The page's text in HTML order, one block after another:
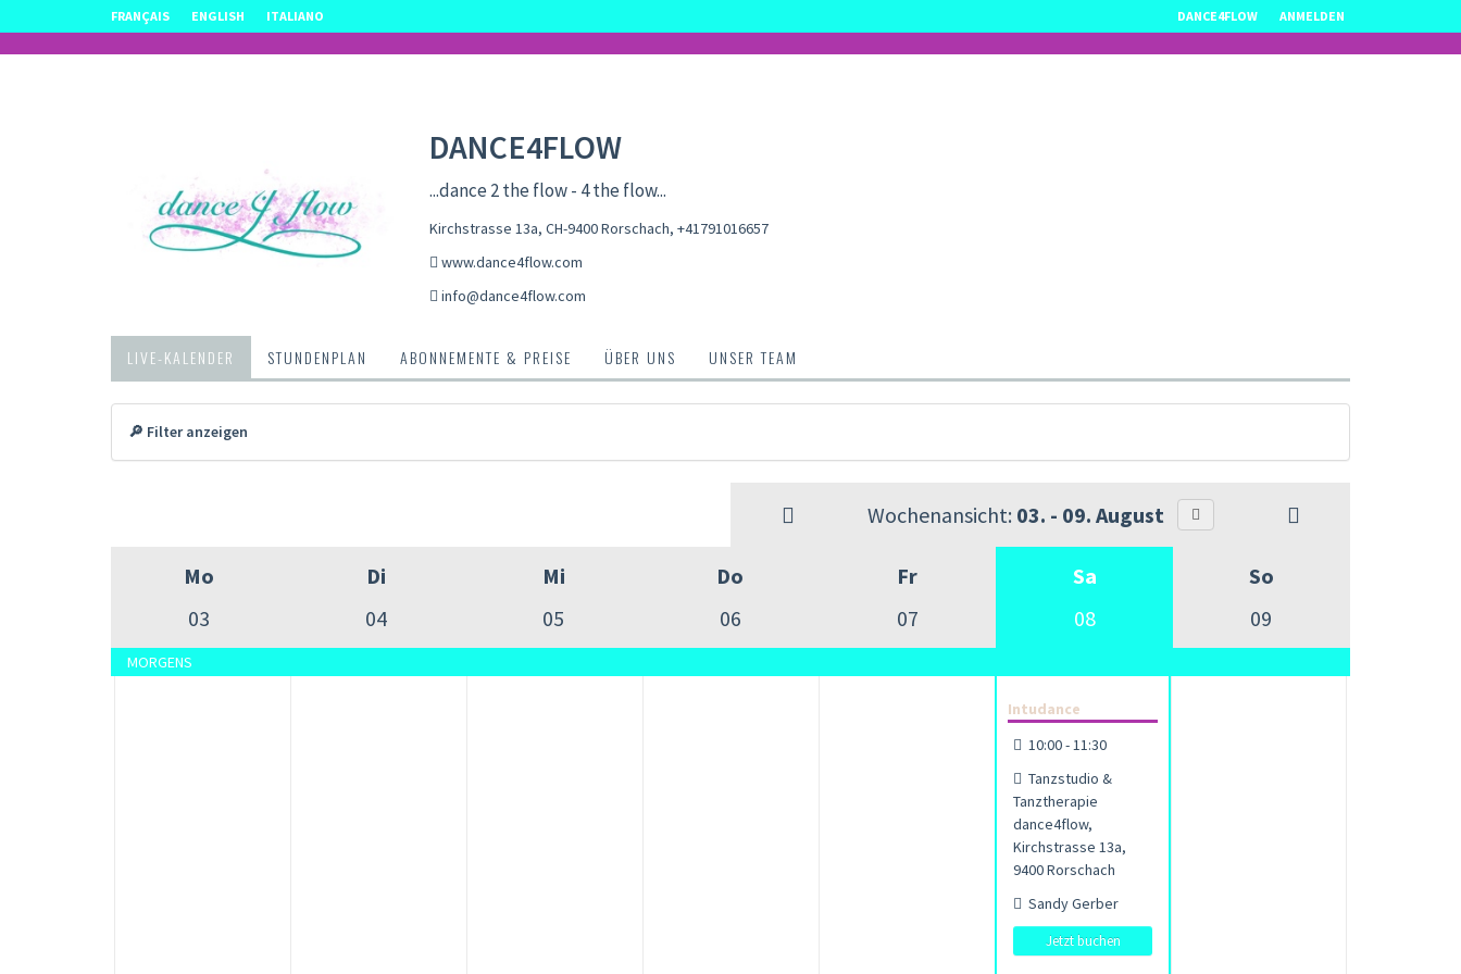
FRANÇAIS ENGLISH ITALIANO DANCE4FLOW ANMELDEN
DANCE4FLOW
...dance 2 the flow - 4 the flow...
Kirchstrasse 13a, CH-9400 Rorschach, +41791016657
www.dance4flow.com
info@dance4flow.com
LIVE-KALENDER STUNDENPLAN ABONNEMENTE & PREISE ÜBER UNS UNSER TEAM
🔎 Filter anzeigen
Wochenansicht: 03. - 09. August
Mo
03
Di
04
Mi
05
Do
06
Fr
07
Sa
08
So
09
MORGENS
Intudance
10:00 - 11:30
Tanzstudio &
Tanztherapie
dance4flow,
Kirchstrasse 13a,
9400 Rorschach
Sandy Gerber
Jetzt buchen